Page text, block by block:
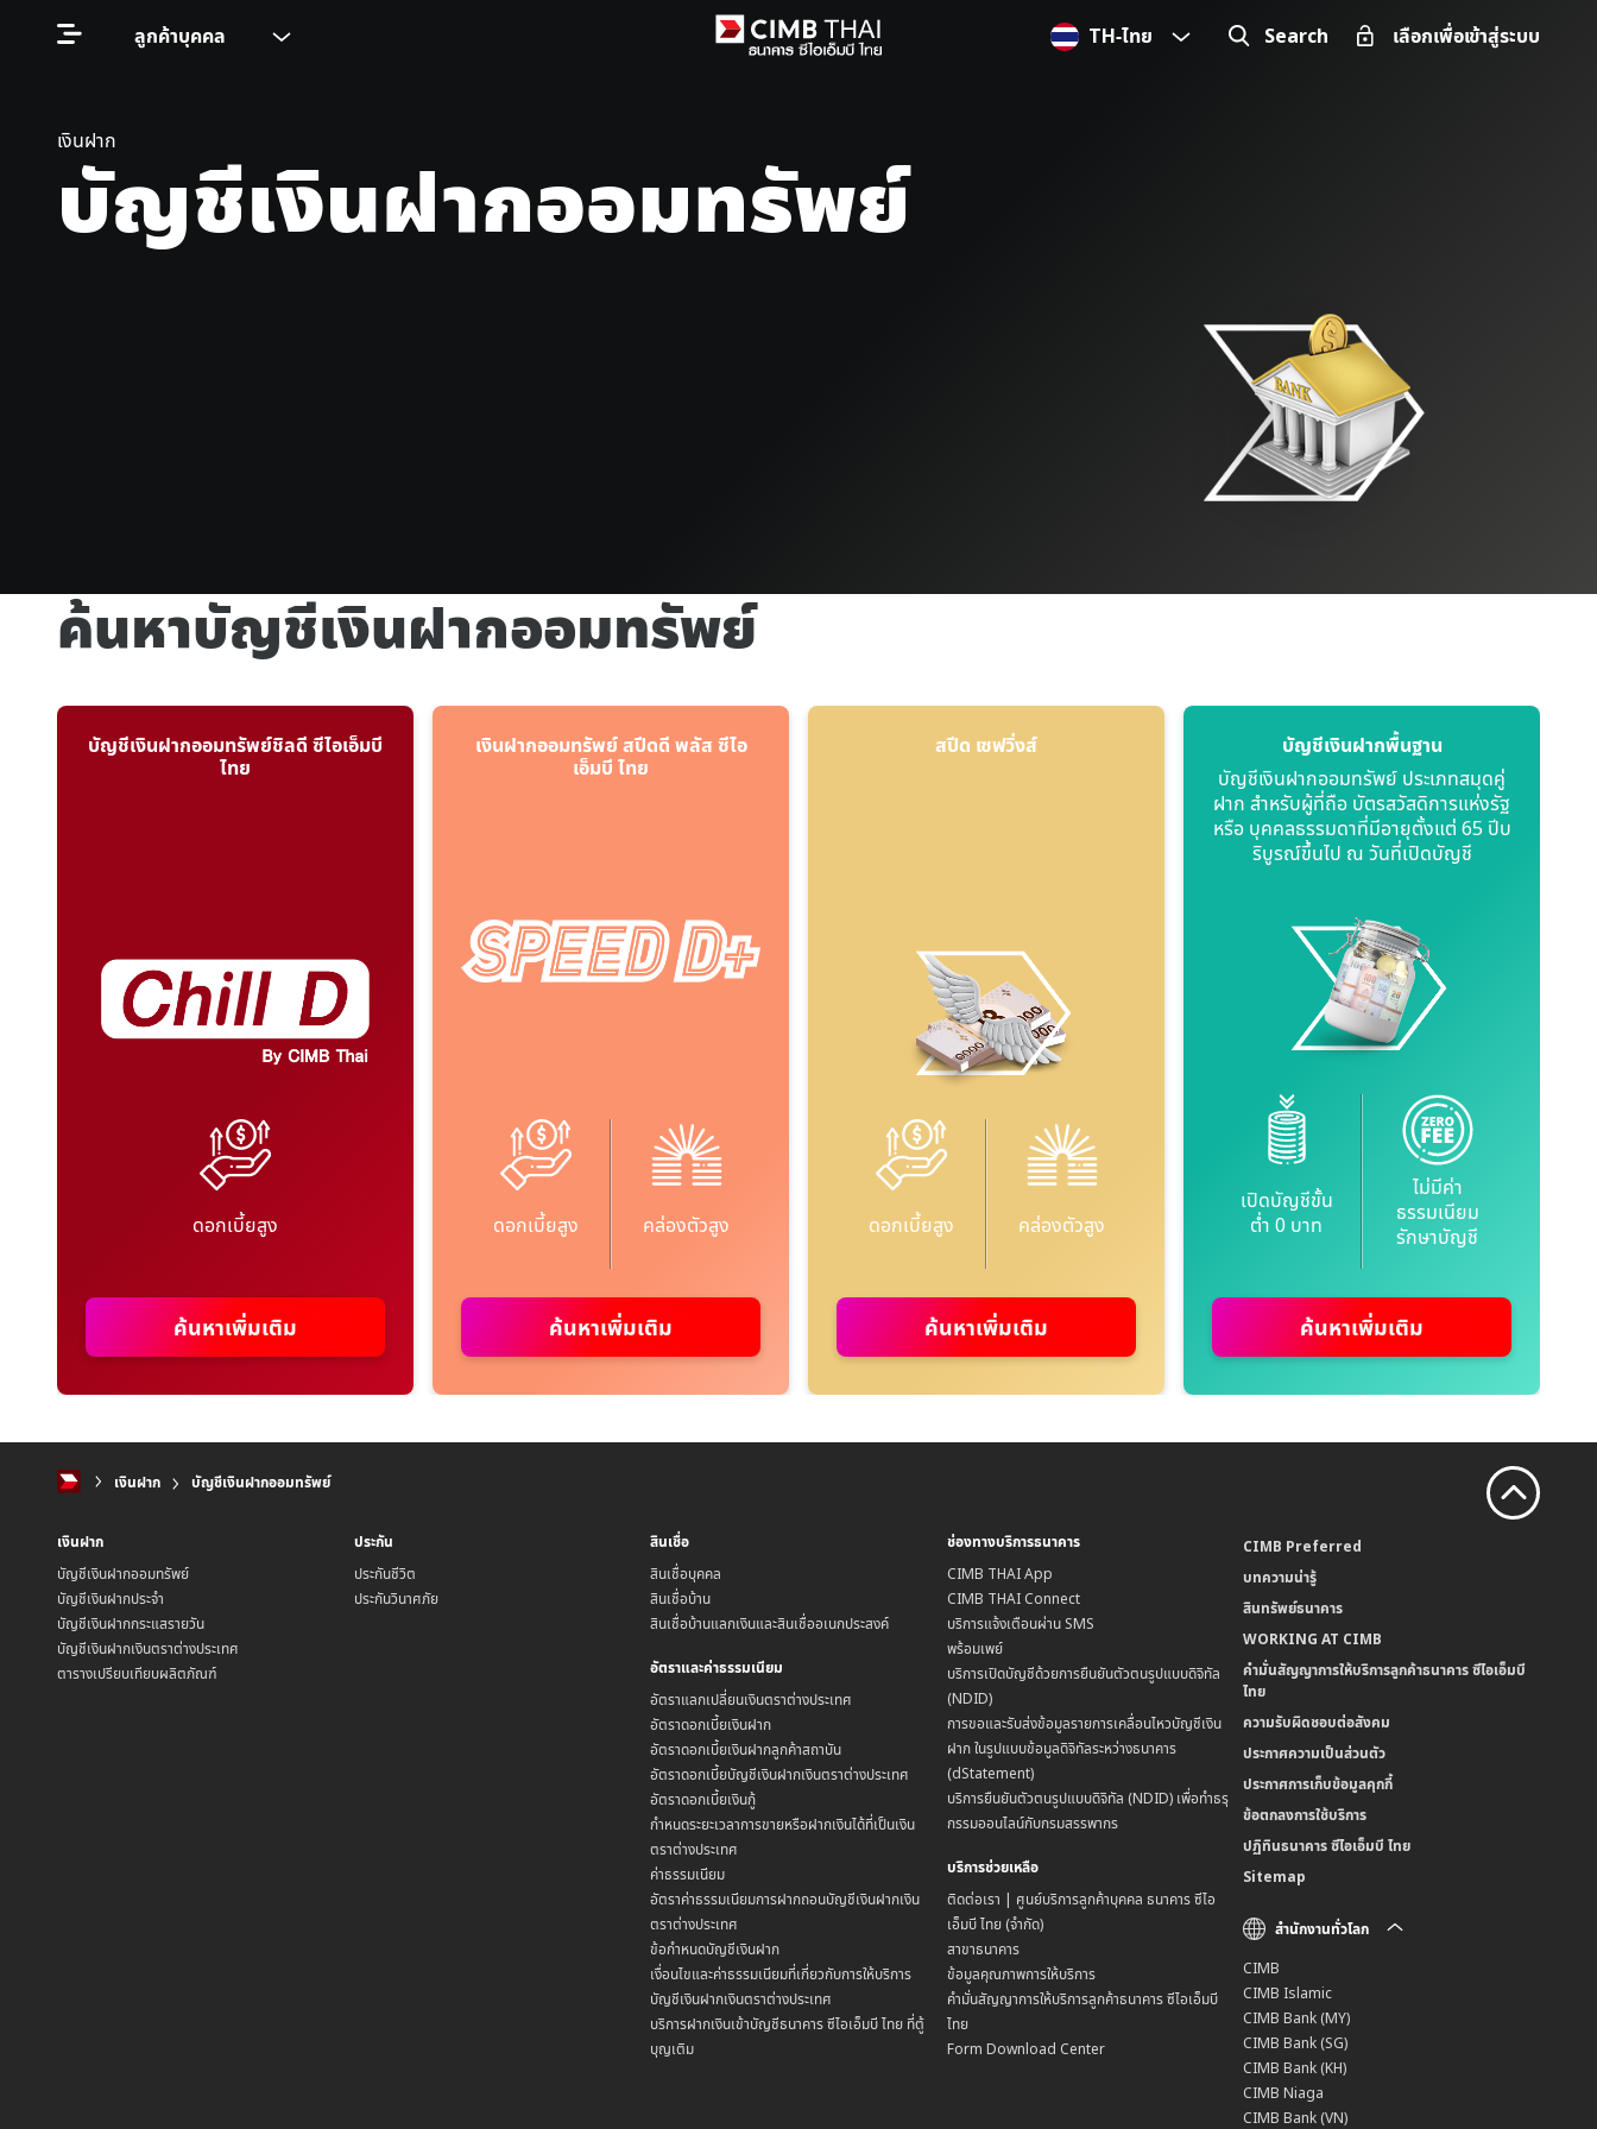
ลูกค้าบุคคล TH-ไทย Search เลือกเพื่อเข้าสู่ระบบ
เงินฝาก
บัญชีเงินฝากออมทรัพย์
ค้นหาบัญชีเงินฝากออมทรัพย์
บัญชีเงินฝากออมทรัพย์ชิลดี ซีไอเอ็มบี
ไทย
ดอกเบี้ยสูง
ค้นหาเพิ่มเติม
เงินฝากออมทรัพย์ สปีดดี พลัส ซีไอ
เอ็มบี ไทย
ดอกเบี้ยสูง คล่องตัวสูง
ค้นหาเพิ่มเติม
สปีด เซฟวิ่งส์
ดอกเบี้ยสูง คล่องตัวสูง
ค้นหาเพิ่มเติม
บัญชีเงินฝากพื้นฐาน
บัญชีเงินฝากออมทรัพย์ ประเภทสมุดคู่
ฝาก สำหรับผู้ที่ถือ บัตรสวัสดิการแห่งรัฐ
หรือ บุคคลธรรมดาที่มีอายุตั้งแต่ 65 ปีบ
ริบูรณ์ขึ้นไป ณ วันที่เปิดบัญชี
เปิดบัญชีขั้น
ต่ำ 0 บาท
ไม่มีค่า
ธรรมเนียม
รักษาบัญชี
ค้นหาเพิ่มเติม
เงินฝาก บัญชีเงินฝากออมทรัพย์
เงินฝาก
บัญชีเงินฝากออมทรัพย์
บัญชีเงินฝากประจำ
บัญชีเงินฝากกระแสรายวัน
บัญชีเงินฝากเงินตราต่างประเทศ
ตารางเปรียบเทียบผลิตภัณฑ์
ประกัน
ประกันชีวิต
ประกันวินาศภัย
สินเชื่อ
สินเชื่อบุคคล
สินเชื่อบ้าน
สินเชื่อบ้านแลกเงินและสินเชื่ออเนกประสงค์
อัตราและค่าธรรมเนียม
อัตราแลกเปลี่ยนเงินตราต่างประเทศ
อัตราดอกเบี้ยเงินฝาก
อัตราดอกเบี้ยเงินฝากลูกค้าสถาบัน
อัตราดอกเบี้ยบัญชีเงินฝากเงินตราต่างประเทศ
อัตราดอกเบี้ยเงินกู้
กำหนดระยะเวลาการขายหรือฝากเงินได้ที่เป็นเงิน
ตราต่างประเทศ
ค่าธรรมเนียม
อัตราค่าธรรมเนียมการฝากถอนบัญชีเงินฝากเงิน
ตราต่างประเทศ
ข้อกำหนดบัญชีเงินฝาก
เงื่อนไขและค่าธรรมเนียมที่เกี่ยวกับการให้บริการ
บัญชีเงินฝากเงินตราต่างประเทศ
บริการฝากเงินเข้าบัญชีธนาคาร ซีไอเอ็มบี ไทย ที่ตู้
บุญเติม
ช่องทางบริการธนาคาร
CIMB THAI App
CIMB THAI Connect
บริการแจ้งเตือนผ่าน SMS
พร้อมเพย์
บริการเปิดบัญชีด้วยการยืนยันตัวตนรูปแบบดิจิทัล
(NDID)
การขอและรับส่งข้อมูลรายการเคลื่อนไหวบัญชีเงิน
ฝาก ในรูปแบบข้อมูลดิจิทัลระหว่างธนาคาร
(dStatement)
บริการยืนยันตัวตนรูปแบบดิจิทัล (NDID) เพื่อทำธรุ
กรรมออนไลน์กับกรมสรรพากร
บริการช่วยเหลือ
ติดต่อเรา | ศูนย์บริการลูกค้าบุคคล ธนาคาร ซีไอ
เอ็มบี ไทย (จำกัด)
สาขาธนาคาร
ข้อมูลคุณภาพการให้บริการ
คำมั่นสัญญาการให้บริการลูกค้าธนาคาร ซีไอเอ็มบี
ไทย
Form Download Center
CIMB Preferred
บทความน่ารู้
สินทรัพย์ธนาคาร
WORKING AT CIMB
คำมั่นสัญญาการให้บริการลูกค้าธนาคาร ซีไอเอ็มบี
ไทย
ความรับผิดชอบต่อสังคม
ประกาศความเป็นส่วนตัว
ประกาศการเก็บข้อมูลคุกกี้
ข้อตกลงการใช้บริการ
ปฏิทินธนาคาร ซีไอเอ็มบี ไทย
Sitemap
สำนักงานทั่วโลก
CIMB
CIMB Islamic
CIMB Bank (MY)
CIMB Bank (SG)
CIMB Bank (KH)
CIMB Niaga
CIMB Bank (VN)